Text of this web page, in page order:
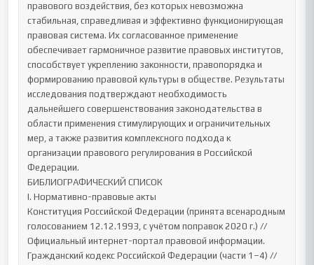
правового воздействия, без которых невозможна
стабильная, справедливая и эффективно функционирующая
правовая система. Их согласованное применение
обеспечивает гармоничное развитие правовых институтов,
способствует укреплению законности, правопорядка и
формированию правовой культуры в обществе. Результаты
исследования подтверждают необходимость
дальнейшего совершенствования законодательства в
области применения стимулирующих и ограничительных
мер, а также развития комплексного подхода к
организации правового регулирования в Российской
Федерации.
БИБЛИОГРАФИЧЕСКИЙ СПИСОК
I. Нормативно-правовые акты
Конституция Российской Федерации (принята всенародным
голосованием 12.12.1993, с учётом поправок 2020 г.) //
Официальный интернет-портал правовой информации.
Гражданский кодекс Российской Федерации (части 1–4) //